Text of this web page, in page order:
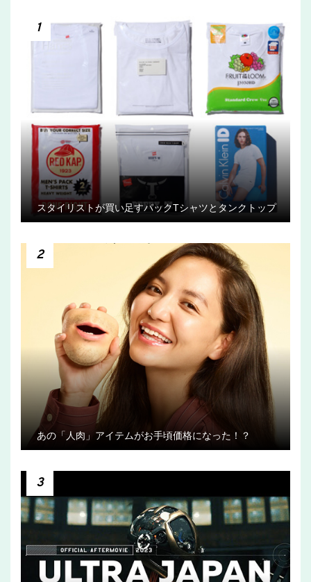
1
スタイリストが買い足すパックTシャツとタンクトップ
2
あの「人肉」アイテムがお手頃価格になった！？
3